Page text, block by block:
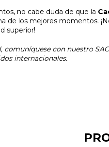
no cabe duda de que la
de los mejores momentos.
superior!
comuníquese con nuestro
internacionales.